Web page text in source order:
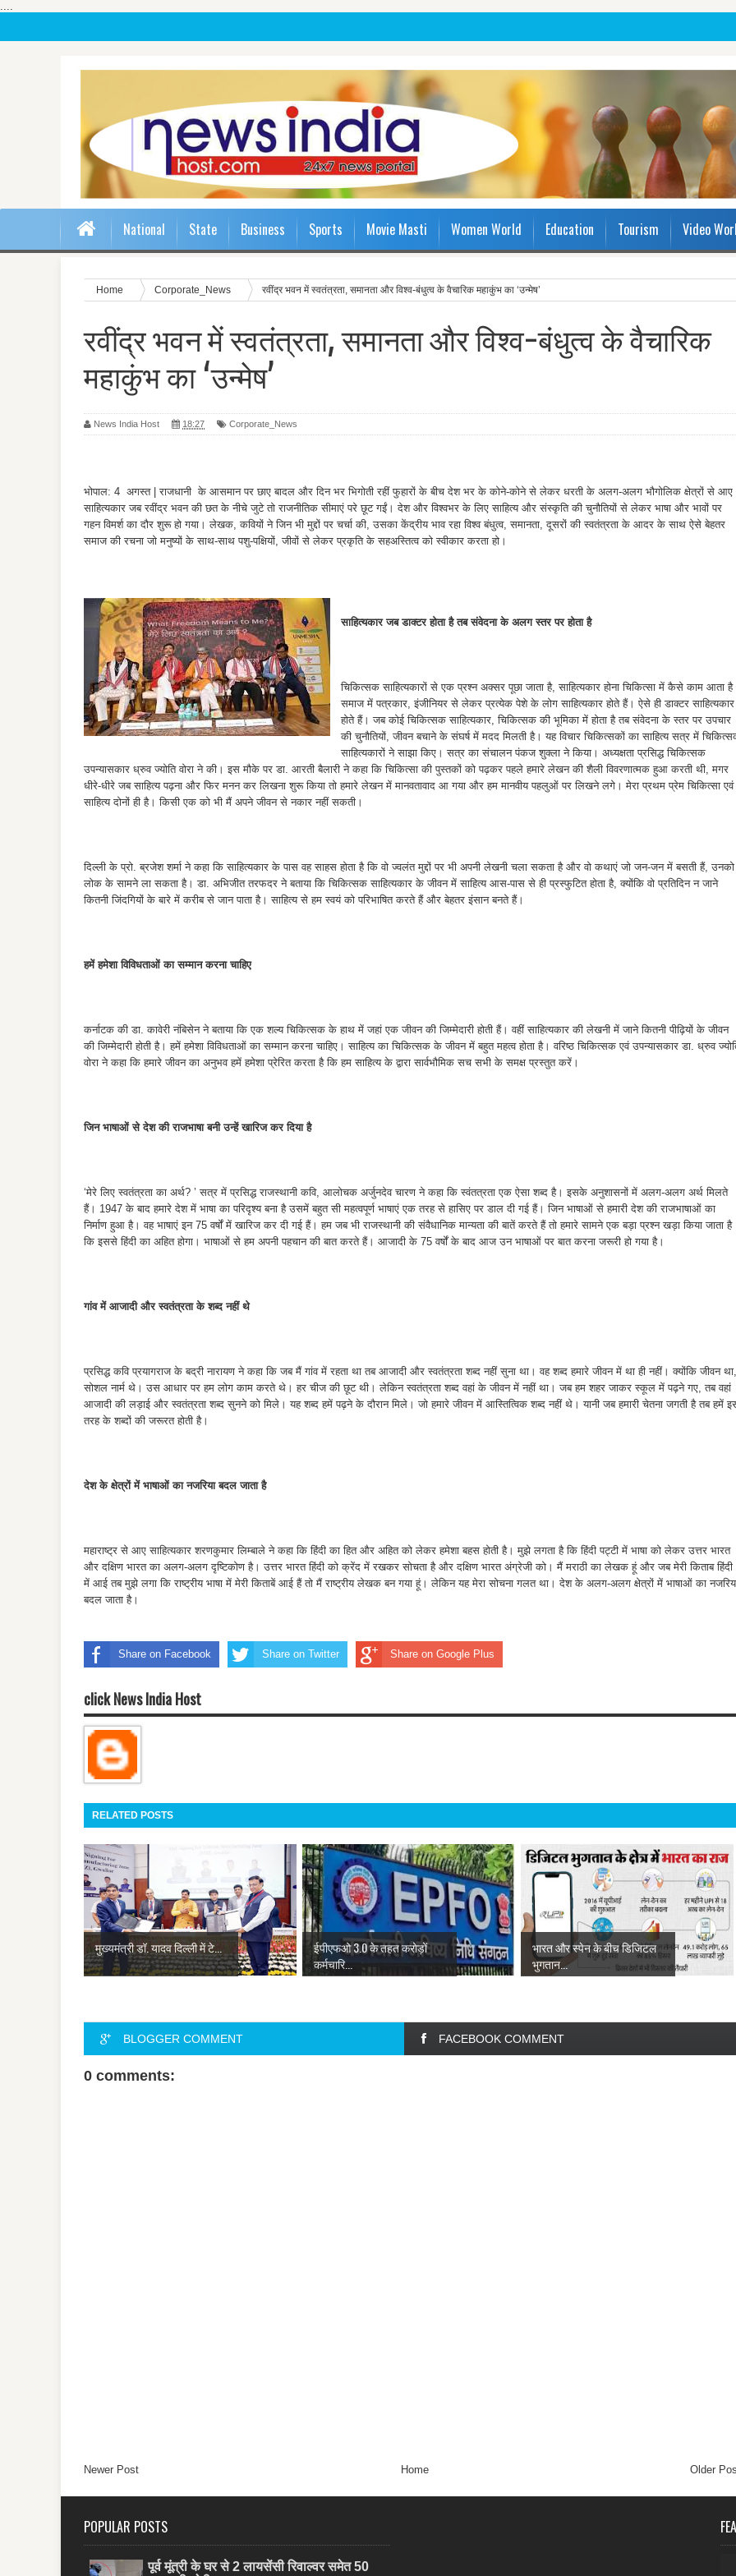
....
National State Business Sports Movie Masti Women World Education Tourism Video
Home Corporate_News रवींद्र भवन में स्‍वतंत्रता, समानता और विश्‍व-बंधुत्‍व के वैचारिक महाकुंभ का ‘उन्मेष’
रवींद्र भवन में स्‍वतंत्रता, समानता और विश्‍व-बंधुत्‍व के वैचारिक
महाकुंभ का ‘उन्मेष’
News India Host 18:27 Corporate_News
भोपाल: 4 अगस्त | राजधानी के आसमान पर छाए बादल और दिन भर भिगोती रहीं फुहारों के बीच देश भर के कोने-कोने से लेकर धरती के अलग-अलग भौगोलिक क्षेत्रों से आए
साहित्यकार जब रवींद्र भवन की छत के नीचे जुटे तो राजनीतिक सीमाएं परे छूट गईं। देश और विश्वभर के लिए साहित्य और संस्कृति की चुनौतियों से लेकर भाषा और भावों पर
गहन विमर्श का दौर शुरू हो गया। लेखक, कवियों ने जिन भी मुद्दों पर चर्चा की, उसका केंद्रीय भाव रहा विश्व बंधुत्व, समानता, दूसरों की स्वतंत्रता के आदर के साथ ऐसे बेहतर
समाज की रचना जो मनुष्यों के साथ-साथ पशु-पक्षियों, जीवों से लेकर प्रकृति के सहअस्तित्व को स्वीकार करता हो।
साहित्यकार जब डाक्टर होता है तब संवेदना के अलग स्तर पर होता है
चिकित्सक साहित्यकारों से एक प्रश्न अक्सर पूछा जाता है, साहित्यकार होना चिकित्सा में कैसे काम आता
समाज में पत्रकार, इंजीनियर से लेकर प्रत्येक पेशे के लोग साहित्यकार होते हैं। ऐसे ही डाक्टर साहित्यकार
होते हैं। जब कोई चिकित्सक साहित्यकार, चिकित्सक की भूमिका में होता है तब संवेदना के स्तर पर उपचार
की चुनौतियों, जीवन बचाने के संघर्ष में मदद मिलती है। यह विचार चिकित्सकों का साहित्य सत्र में
साहित्यकारों ने साझा किए। सत्र का संचालन पंकज शुक्ला ने किया। अध्यक्षता प्रसिद्ध चिकित्सक
उपन्यासकार ध्रुव ज्योति वोरा ने की। इस मौके पर डा. आरती बैलारी ने कहा कि चिकित्सा की पुस्तकों को पढ़कर पहले हमारे लेखन की शैली विवरणात्मक हुआ करती थी, मगर
धीरे-धीरे जब साहित्य पढ़ना और फिर मनन कर लिखना शुरू किया तो हमारे लेखन में मानवतावाद आ गया और हम मानवीय पहलुओं पर लिखने लगे। मेरा प्रथम प्रेम चिकित्सा एवं
साहित्य दोनों ही है। किसी एक को भी मैं अपने जीवन से नकार नहीं सकती।
दिल्ली के प्रो. ब्रजेश शर्मा ने कहा कि साहित्यकार के पास वह साहस होता है कि वो ज्वलंत मुद्दों पर भी अपनी लेखनी चला सकता है और वो कथाएं जो जन-जन में बसती हैं, उनको
लोक के सामने ला सकता है। डा. अभिजीत तरफदर ने बताया कि चिकित्सक साहित्यकार के जीवन में साहित्य आस-पास से ही प्रस्फुटित होता है, क्योंकि वो प्रतिदिन न जाने
कितनी जिंदगियों के बारे में करीब से जान पाता है। साहित्य से हम स्वयं को परिभाषित करते हैं और बेहतर इंसान बनते हैं।
हमें हमेशा विविधताओं का सम्मान करना चाहिए
कर्नाटक की डा. कावेरी नंबिसेन ने बताया कि एक शल्य चिकित्सक के हाथ में जहां एक जीवन की जिम्मेदारी होती हैं। वहीं साहित्यकार की लेखनी में जाने कितनी पीढ़ियों के जीवन
की जिम्मेदारी होती है। हमें हमेशा विविधताओं का सम्मान करना चाहिए। साहित्य का चिकित्सक के जीवन में बहुत महत्व होता है। वरिष्ठ चिकित्सक एवं उपन्यासकार डा. ध्रुव
वोरा ने कहा कि हमारे जीवन का अनुभव हमें हमेशा प्रेरित करता है कि हम साहित्य के द्वारा सार्वभौमिक सच सभी के समक्ष प्रस्तुत करें।
जिन भाषाओं से देश की राजभाषा बनी उन्हें खारिज कर दिया है
‘मेरे लिए स्वतंत्रता का अर्थ? ’ सत्र में प्रसिद्ध राजस्थानी कवि, आलोचक अर्जुनदेव चारण ने कहा कि स्वंतत्रता एक ऐसा शब्द है। इसके अनुशासनों में अलग-अलग अर्थ मिलते
हैं। 1947 के बाद हमारे देश में भाषा का परिदृश्य बना है उसमें बहुत सी महत्वपूर्ण भाषाएं एक तरह से हासिए पर डाल दी गई हैं। जिन भाषाओं से हमारी देश की राजभाषाओं का
निर्माण हुआ है। वह भाषाएं इन 75 वर्षों में खारिज कर दी गई हैं। हम जब भी राजस्थानी की संवैधानिक मान्यता की बातें करते हैं तो हमारे सामने एक बड़ा प्रश्न खड़ा किया जाता है
कि इससे हिंदी का अहित होगा। भाषाओं से हम अपनी पहचान की बात करते हैं। आजादी के 75 वर्षों के बाद आज उन भाषाओं पर बात करना जरूरी हो गया है।
गांव में आजादी और स्वतंत्रता के शब्द नहीं थे
प्रसिद्ध कवि प्रयागराज के बद्री नारायण ने कहा कि जब मैं गांव में रहता था तब आजादी और स्वतंत्रता शब्द नहीं सुना था। वह शब्द हमारे जीवन में था ही नहीं। क्योंकि जीवन था,
सोशल नार्म थे। उस आधार पर हम लोग काम करते थे। हर चीज की छूट थी। लेकिन स्वतंत्रता शब्द वहां के जीवन में नहीं था। जब हम शहर जाकर स्कूल में पढ़ने गए, तब वहां
आजादी की लड़ाई और स्वतंत्रता शब्द सुनने को मिले। यह शब्द हमें पढ़ने के दौरान मिले। जो हमारे जीवन में आस्तित्विक शब्द नहीं थे। यानी जब हमारी चेतना जगती है तब हमें
तरह के शब्दों की जरूरत होती है।
देश के क्षेत्रों में भाषाओं का नजरिया बदल जाता है
महाराष्ट्र से आए साहित्यकार शरणकुमार लिम्बाले ने कहा कि हिंदी का हित और अहित को लेकर हमेशा बहस होती है। मुझे लगता है कि हिंदी पट्टी में भाषा को लेकर उत्तर भारत
और दक्षिण भारत का अलग-अलग दृष्टिकोण है। उत्तर भारत हिंदी को क्रेंद में रखकर सोचता है और दक्षिण भारत अंग्रेजी को। मैं मराठी का लेखक हूं और जब मेरी किताब हिंदी
में आई तब मुझे लगा कि राष्ट्रीय भाषा में मेरी किताबें आई हैं तो मैं राष्ट्रीय लेखक बन गया हूं। लेकिन यह मेरा सोचना गलत था। देश के अलग-अलग क्षेत्रों में भाषाओं का
बदल जाता है।
Share on Facebook Share on Twitter Share on Google Plus
click News India Host
RELATED POSTS
मुख्यमंत्री डॉ. यादव दिल्ली में टे...
ईपीएफओ 3.0 के तहत करोड़ों
कर्मचारि...
भारत और स्पेन के बीच डिजिटल
भुगतान...
BLOGGER COMMENT FACEBOOK COMMENT
0 comments:
Newer Post Older
Home
POPULAR POSTS
पूर्व मूंत्री के घर से 2 लायसेंसी रिवाल्वर समेत 50